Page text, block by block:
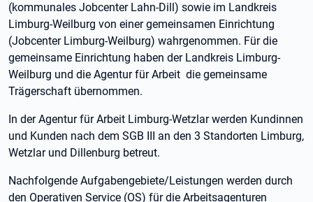
(kommunales Jobcenter Lahn-Dill) sowie im Landkreis
Limburg-Weilburg von einer gemeinsamen Einrichtung
(Jobcenter Limburg-Weilburg) wahrgenommen. Für die
gemeinsame Einrichtung haben der Landkreis Limburg-
Weilburg und die Agentur für Arbeit die gemeinsame
Trägerschaft übernommen.
In der Agentur für Arbeit Limburg-Wetzlar werden Kundinnen
und Kunden nach dem SGB III an den 3 Standorten Limburg,
Wetzlar und Dillenburg betreut.
Nachfolgende Aufgabengebiete/Leistungen werden durch
den Operativen Service (OS) für die Arbeitsagenturen